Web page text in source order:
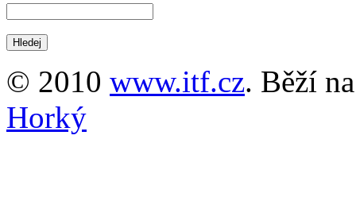
© 2010 www.itf.cz. Běží
Horký